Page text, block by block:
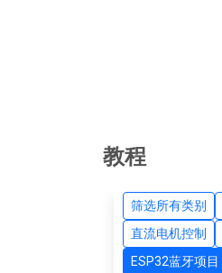
教程
筛选所有类别
直流电机控制
ESP32蓝牙项目